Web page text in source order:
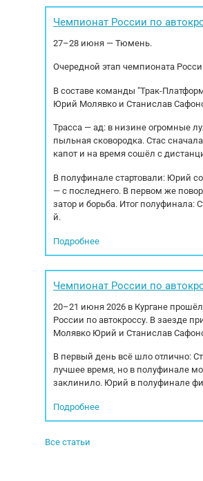
класс
тахограф, блокировка,
контроль, полный
Пробег: 690.777...
Чемпионат России по
27–28 июня — Тюмень.
Очередной этап чемпионата
В составе команды "Трак-
Юрий Молявко и Станислав
Трасса — ад: в низине огромные
пыльная сковородка. Стас
капот и на время сошёл с
В полуфинале стартовали: Юрий со
— с последнего. В первом же
затор и борьба. Итог полуфинала:
й.
Подробнее
Чемпионат России по
20–21 июня 2026 в Кургане
России по автокроссу. В заезде
Молявко Юрий и Станислав
В первый день всё шло отлично:
лучшее время, но в полуфинале
заклинило. Юрий в полуфинале
Подробнее
Все статьи